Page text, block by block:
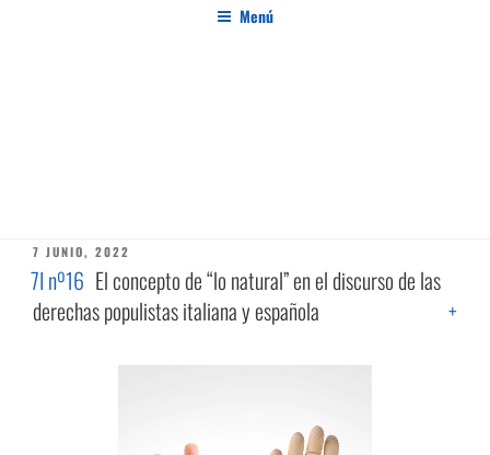
Menú
PUBLICADO
EL
7 JUNIO, 2022
7I nº16 El concepto de “lo natural” en el discurso de las
derechas populistas italiana y española
+